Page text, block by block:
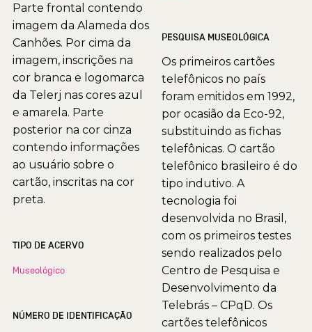
Parte frontal contendo
imagem da Alameda dos
Canhões. Por cima da
imagem, inscrições na
cor branca e logomarca
da Telerj nas cores azul
e amarela. Parte
posterior na cor cinza
contendo informações
ao usuário sobre o
cartão, inscritas na cor
preta.
TIPO DE ACERVO
Museológico
NÚMERO DE IDENTIFICAÇÃO
PESQUISA MUSEOLÓGICA
Os primeiros cartões
telefônicos no país
foram emitidos em 1992,
por ocasião da Eco-92,
substituindo as fichas
telefônicas. O cartão
telefônico brasileiro é do
tipo indutivo. A
tecnologia foi
desenvolvida no Brasil,
com os primeiros testes
sendo realizados pelo
Centro de Pesquisa e
Desenvolvimento da
Telebrás – CPqD. Os
cartões telefônicos